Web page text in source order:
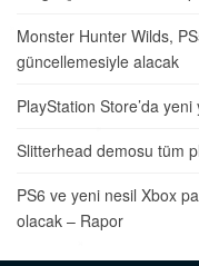
Monster Hunter Wilds,
güncellemesiyle alacak
PlayStation Store’da yeni
Slitterhead demosu tüm
PS6 ve yeni nesil Xbox
olacak – Rapor